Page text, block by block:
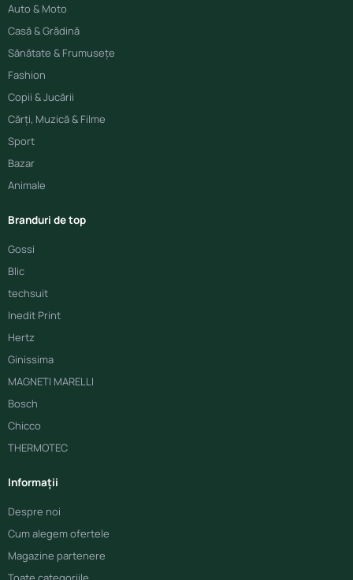
Auto & Moto
Casă & Grădină
Sănătate & Frumusețe
Fashion
Copii & Jucării
Cărți, Muzică & Filme
Sport
Bazar
Animale
Branduri de top
Gossi
Blic
techsuit
Inedit Print
Hertz
Ginissima
MAGNETI MARELLI
Bosch
Chicco
THERMOTEC
Informații
Despre noi
Cum alegem ofertele
Magazine partenere